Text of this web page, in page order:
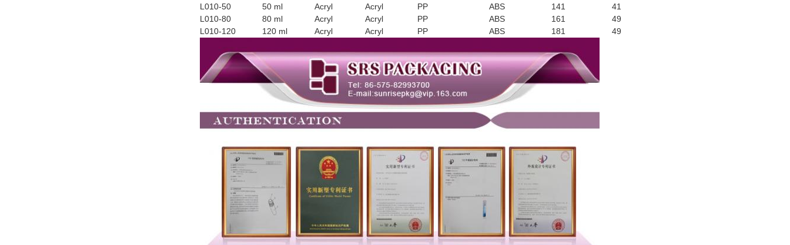
L010-50
50 ml Acryl Acryl PP ABS 141
41
L010-80
80 ml Acryl Acryl PP ABS 161
49
L010-120
120 ml Acryl Acryl PP ABS 181 49